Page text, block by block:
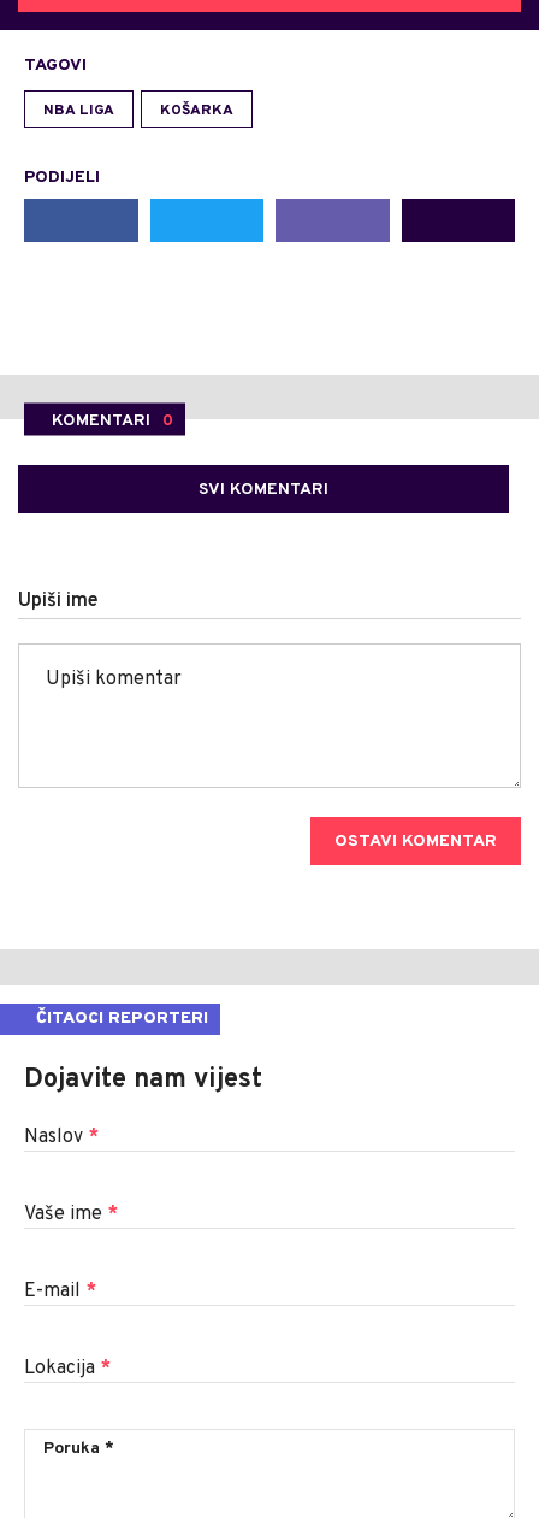
TAGOVI
NBA LIGA KOŠARKA
PODIJELI
KOMENTARI 0
SVI KOMENTARI
Upiši ime
OSTAVI KOMENTAR
ČITAOCI REPORTERI
Dojavite nam vijest
Naslov *
Vaše ime *
E-mail *
Lokacija *